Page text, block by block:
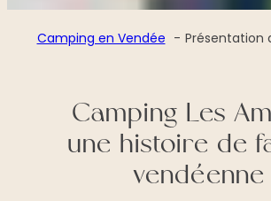
Camping en Vendée Présentation
Camping Les
une histoire de
vendéenne